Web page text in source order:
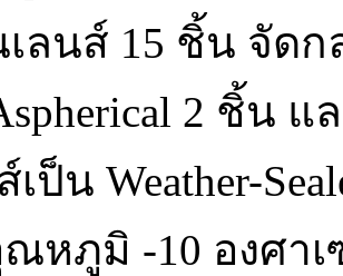
ลนส์ 15 ชิ้น จัด
2 ชิ้น
เป็น Weather-
หภูมิ -10 องศาเ